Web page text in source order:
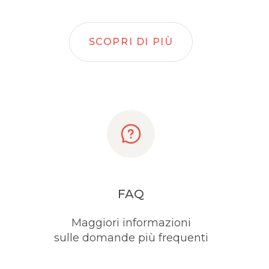
SCOPRI DI PIÙ
FAQ
Maggiori informazioni
sulle domande più frequenti